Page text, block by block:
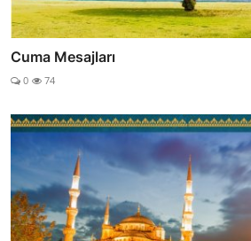
Cuma Mesajları
0 74